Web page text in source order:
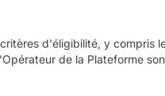
d'éligibilité, y compris
de la Plateforme